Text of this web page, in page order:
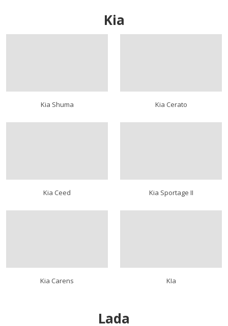
Kia
Kia Shuma Kia Cerato
Kia Ceed Kia Sportage II
Kia Carens KIa
Lada